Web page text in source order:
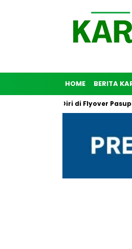
HOME BERITA
Bunuh Diri di Flyover Pasupati,